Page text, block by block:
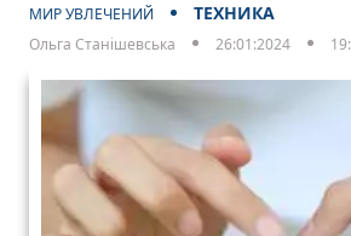
МИР УВЛЕЧЕНИЙ ТЕХНИКА
Ольга Станішевська 26:01:2024